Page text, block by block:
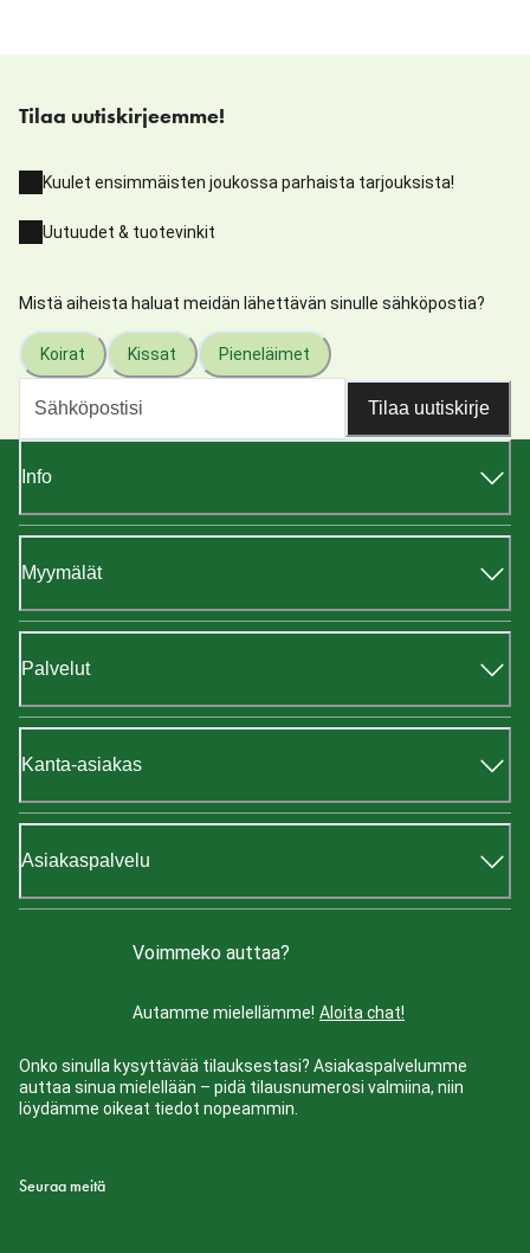
Tilaa uutiskirjeemme!
Kuulet ensimmäisten joukossa parhaista tarjouksista!
Uutuudet & tuotevinkit
Mistä aiheista haluat meidän lähettävän sinulle sähköpostia?
Koirat Kissat Pieneläimet
Tilaa uutiskirje
Info
Myymälät
Palvelut
Kanta-asiakas
Asiakaspalvelu
Voimmeko auttaa?
Autamme mielellämme! Aloita chat!
Onko sinulla kysyttävää tilauksestasi? Asiakaspalvelumme
auttaa sinua mielellään – pidä tilausnumerosi valmiina, niin
löydämme oikeat tiedot nopeammin.
Seuraa meitä